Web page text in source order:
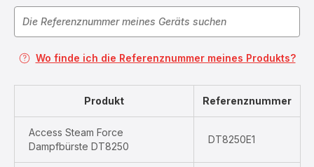
Wo finde ich die Referenznummer meines Produkts?
Produkt Referenznummer
Access Steam Force
Dampfbürste DT8250
DT8250E1